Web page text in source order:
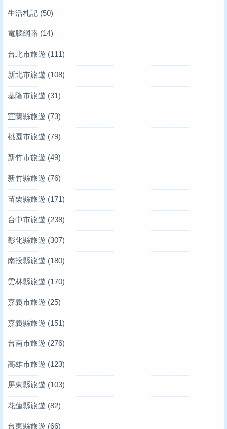
生活札記 (50)
電腦網路 (14)
台北市旅遊 (111)
新北市旅遊 (108)
基隆市旅遊 (31)
宜蘭縣旅遊 (73)
桃園市旅遊 (79)
新竹市旅遊 (49)
新竹縣旅遊 (76)
苗栗縣旅遊 (171)
台中市旅遊 (238)
彰化縣旅遊 (307)
南投縣旅遊 (180)
雲林縣旅遊 (170)
嘉義市旅遊 (25)
嘉義縣旅遊 (151)
台南市旅遊 (276)
高雄市旅遊 (123)
屏東縣旅遊 (103)
花蓮縣旅遊 (82)
台東縣旅遊 (66)